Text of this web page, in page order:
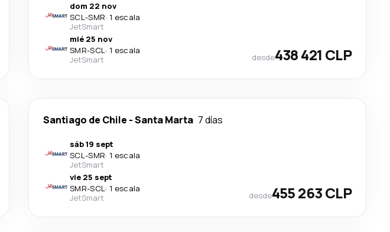
dom 22 nov
SCL-SMR· 1 escala
JetSmart
mié 25 nov
SMR-SCL· 1 escala
JetSmart
desde438 421 CLP
Santiago de Chile -Santa Marta 7 días
sáb 19 sept
SCL-SMR· 1 escala
JetSmart
vie 25 sept
SMR-SCL· 1 escala
JetSmart
desde455 263 CLP